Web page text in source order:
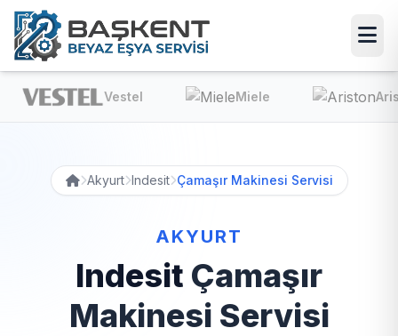
Vestel Ariston
Akyurt Indesit Çamaşır Makinesi Servisi
AKYURT
Indesit Çamaşır
Makinesi Servisi